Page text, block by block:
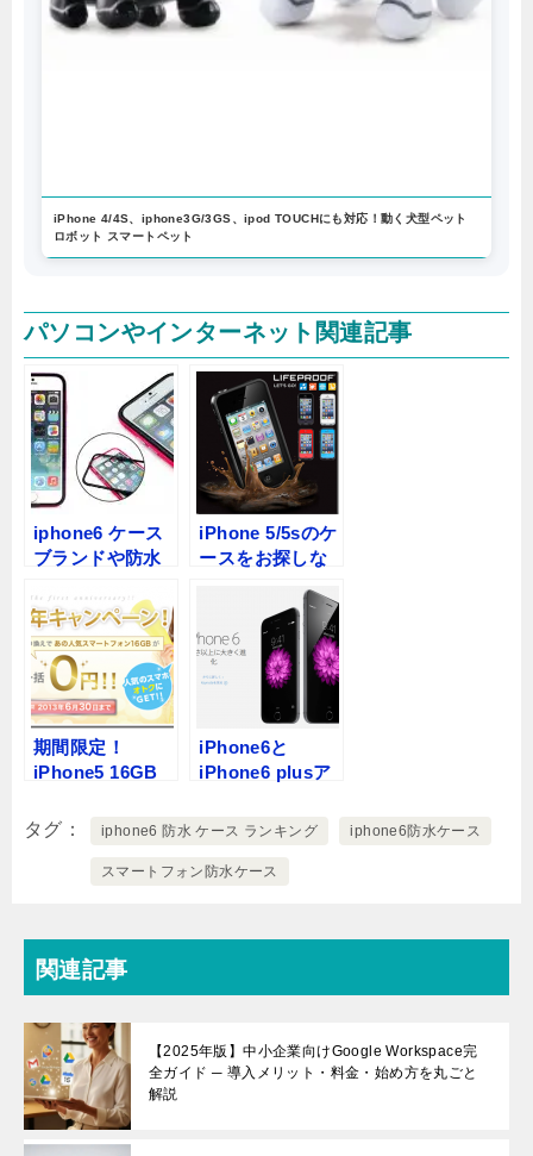
iPhone 4/4S、iphone3G/3GS、ipod TOUCHにも対応！動く犬型ペット
ロボット スマートペット
パソコンやインターネット関連記事
iphone6 ケース
ブランドや防水
れなケース
iPhone 5/5sのケ
ースをお探しな
iPhone 5/5sケー
ス
期間限定！
iPhone5 16GB
iPhone5が無料
iPhone6と
iPhone6 plusア
表！9月19日発売
タグ iphone6 防水 ケース ランキング iphone6防水ケース
スマートフォン防水ケース
関連記事
【2025年版】中小企業向けGoogle Workspace完
全ガイド ─ 導入メリット・料金・始め方を丸ごと
解説